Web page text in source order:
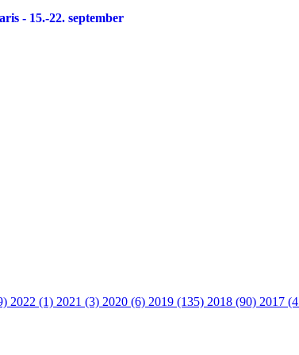
- 15.-22. september
2022 (1) 2021 (3) 2020 (6) 2019 (135) 2018 (90) 2017